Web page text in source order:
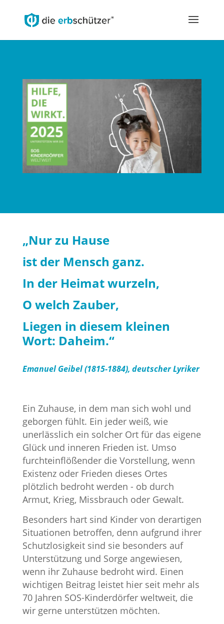
„Nur zu Hause
ist der Mensch ganz.
In der Heimat wurzeln,
O welch Zauber,
Liegen in diesem kleinen
Wort: Daheim.“
Emanuel Geibel (1815-1884), deutscher Lyriker
Ein Zuhause, in dem man sich wohl und
geborgen fühlt. Ein jeder weiß, wie
unerlässlich ein solcher Ort für das eigene
Glück und inneren Frieden ist. Umso
furchteinflößender die Vorstellung, wenn
Existenz oder Frieden dieses Ortes
plötzlich bedroht werden - ob durch
Armut, Krieg, Missbrauch oder Gewalt.
Besonders hart sind Kinder von derartigen
Situationen betroffen, denn aufgrund ihrer
Schutzlosigkeit sind sie besonders auf
Unterstützung und Sorge angewiesen,
wenn ihr Zuhause bedroht wird. Einen
wichtigen Beitrag leistet hier seit mehr als
70 Jahren SOS-Kinderdörfer weltweit, die
wir gerne unterstützen möchten.